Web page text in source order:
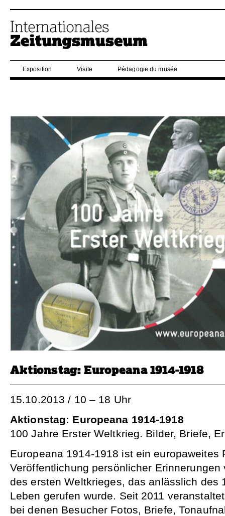
Exposition Visite Pédagogie du musée
Aktionstag: Europeana 1914-1918
15.10.2013 / 10 – 18 Uhr
Aktionstag: Europeana 1914-1918
100 Jahre Erster Weltkrieg. Bilder, Briefe,
Europeana 1914-1918 ist ein europaweites
Veröffentlichung persönlicher
des ersten Weltkrieges, das anlässlich des
Leben gerufen wurde. Seit 2011
bei denen Besucher Fotos, Briefe,